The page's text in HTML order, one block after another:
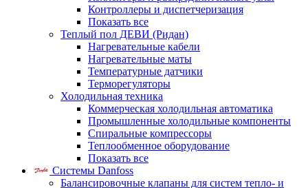
Контроллеры и диспетчеризация
Показать все
Теплый пол ДЕВИ (Ридан)
Нагревательные кабели
Нагревательные маты
Температурные датчики
Терморегуляторы
Холодильная техника
Коммерческая холодильная автоматика
Промышленные холодильные компоненты
Спиральные компрессоры
Теплообменное оборудование
Показать все
Системы Danfoss
Балансировочные клапаны для систем тепло- и